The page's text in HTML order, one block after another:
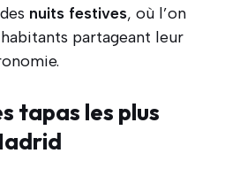
nuits festives, où l’on
partageant leur
tapas les plus